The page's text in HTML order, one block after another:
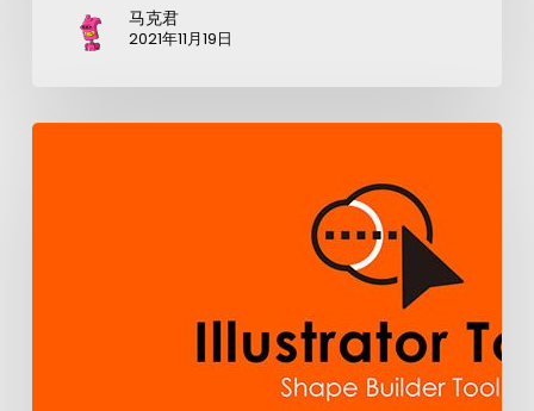
马克君
2021年11月19日